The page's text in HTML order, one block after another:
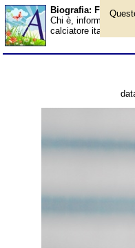
Biografia: Fabiano
Chi è, informazioni,
calciatore italiano,